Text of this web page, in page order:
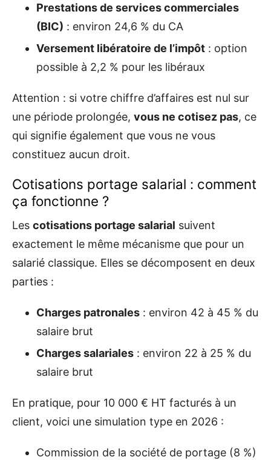
Prestations de services commerciales
(BIC) : environ 24,6 % du CA
Versement libératoire de l’impôt : option
possible à 2,2 % pour les libéraux
Attention : si votre chiffre d’affaires est nul sur
une période prolongée, vous ne cotisez pas, ce
qui signifie également que vous ne vous
constituez aucun droit.
Cotisations portage salarial : comment
ça fonctionne ?
Les cotisations portage salarial suivent
exactement le même mécanisme que pour un
salarié classique. Elles se décomposent en deux
parties :
Charges patronales : environ 42 à 45 % du
salaire brut
Charges salariales : environ 22 à 25 % du
salaire brut
En pratique, pour 10 000 € HT facturés à un
client, voici une simulation type en 2026 :
Commission de la société de portage (8 %)